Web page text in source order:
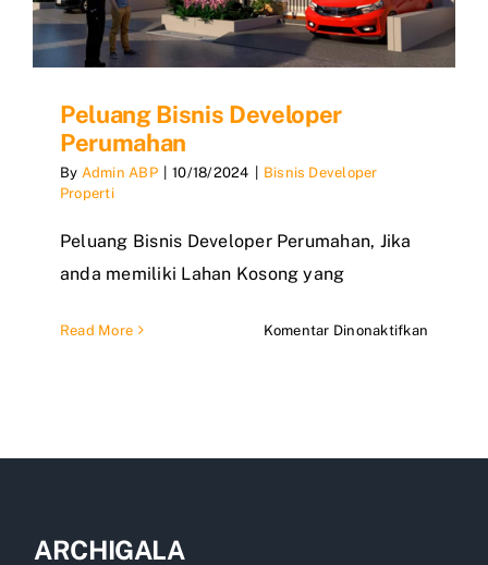
Peluang Bisnis Developer
Perumahan
By Admin ABP | 10/18/2024 | Bisnis Developer
Properti
Peluang Bisnis Developer Perumahan, Jika
anda memiliki Lahan Kosong yang
Read More Komentar Dinonaktifkan
ARCHIGALA